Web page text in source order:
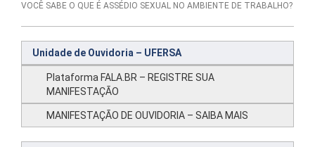
VOCÊ SABE O QUE É ASSÉDIO SEXUAL NO AMBIENTE DE TRABALHO?
Unidade de Ouvidoria – UFERSA
Plataforma FALA.BR – REGISTRE SUA
MANIFESTAÇÃO
MANIFESTAÇÃO DE OUVIDORIA – SAIBA MAIS